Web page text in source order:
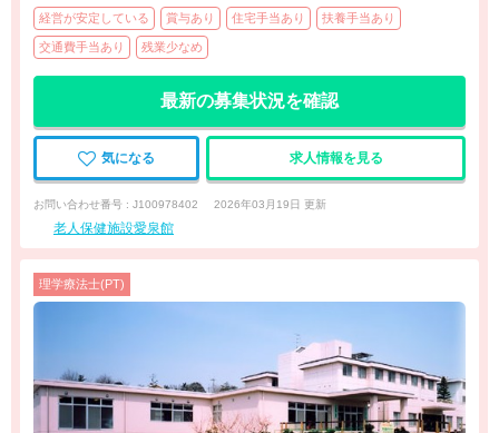
経営が安定している 賞与あり 住宅手当あり 扶養手当あり
交通費手当あり 残業少なめ
最新の募集状況を確認
気になる 求人情報を見る
お問い合わせ番号 : J100978402 2026年03月19日 更新
老人保健施設愛泉館
理学療法士(PT)